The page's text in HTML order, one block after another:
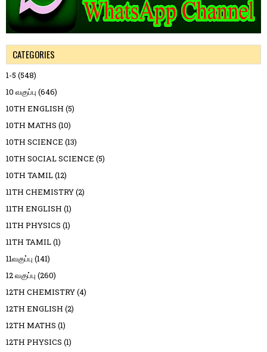
CATEGORIES
1-5 (548)
10 வகுப்பு (646)
10TH ENGLISH (5)
10TH MATHS (10)
10TH SCIENCE (13)
10TH SOCIAL SCIENCE (5)
10TH TAMIL(12)
11TH CHEMISTRY(2)
11TH ENGLISH (1)
11TH PHYSICS (1)
11TH TAMIL(1)
11வகுப்பு (141)
12 வகுப்பு (260)
12TH CHEMISTRY(4)
12TH ENGLISH (2)
12TH MATHS (1)
12TH PHYSICS (1)